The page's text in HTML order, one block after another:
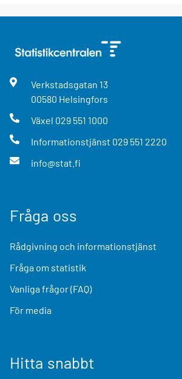
Verkstadsgatan 13
00580 Helsingfors
Växel 029 551 1000
Informationstjänst 029 551 2220
info@stat.fi
Fråga oss
Rådgivning och informationstjänst
Fråga om statistik
Vanliga frågor (FAQ)
För media
Hitta snabbt